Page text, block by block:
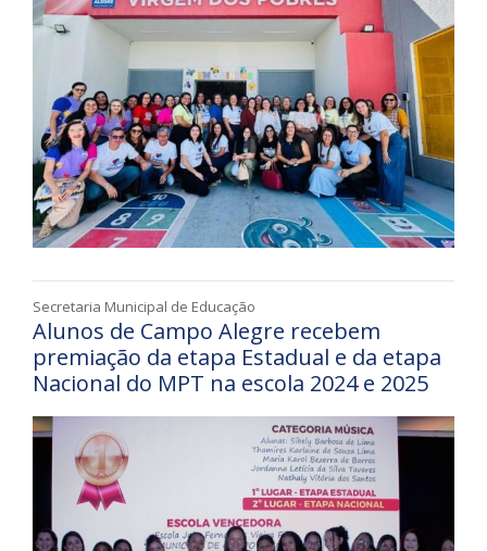
Secretaria Municipal de Educação
Alunos de Campo Alegre recebem
premiação da etapa Estadual e da etapa
Nacional do MPT na escola 2024 e 2025